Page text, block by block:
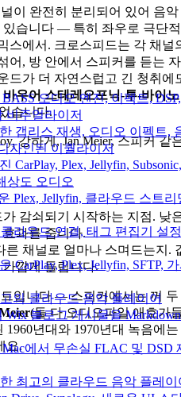
오디오 엔진, 이펙트, DSP,
비주얼라이저
갭리스 재생, 오디오 이펙트,
자인된 이퀄라이저
CarPlay, Plex, Jellyfin, Subsonic,
상도 오디오
Plex, Jellyfin, 클라우드 스트리
클라우드 연결, 태그 편집기 설정
CarPlay, Plex, Jellyfin, SFTP,
의 클라우드 음악 플레이어
Wix 블로그 게시물을
Mac에서 무손실 FLAC 및 DSD
한 최고의 클라우드 음악 플레이
이 완전히 분리되어 있어 음악
습니다 — 특히 좌우로 극단적
스에서. 크로스피드는 각 채널
어, 방 안에서 스피커를 듣는 자
드가 더 자연스럽고 긴 청취에
바우어 스테레오포닉-투-바이노
습니다.
강하게, Jan Meier, 스피커 같
감쇠되기 시작하는 지점. 낮
과를 줍니다.
채널로 얼마나 스며드는지.
깝게 들립니다.
입니다 — 스피커에서는 꺼 두
(둘 다 오디오파일 애호가
년대와 1970년대 녹음에는
요.